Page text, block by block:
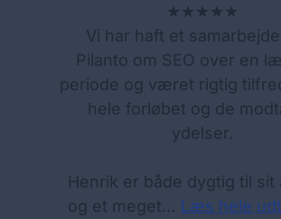
★★★★★
Vi har haft et
Pilanto om SEO over en
periode og været rigtig
hele forløbet og de
ydelser.
Henrik er både dygtig til sit
og et meget… Læs hele